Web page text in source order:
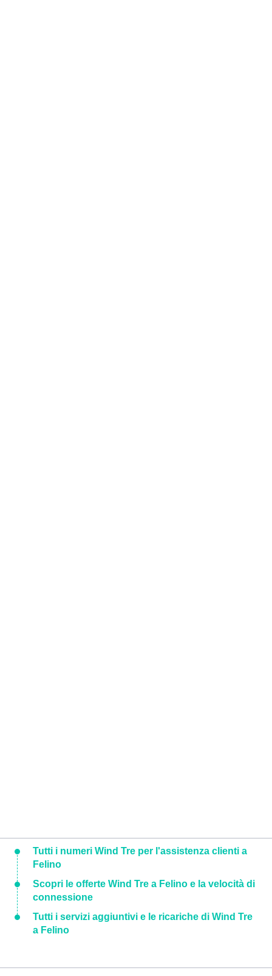
Tutti i numeri Wind Tre per l'assistenza clienti a
Felino
Scopri le offerte Wind Tre a Felino e la velocità di
connessione
Tutti i servizi aggiuntivi e le ricariche di Wind Tre
a Felino